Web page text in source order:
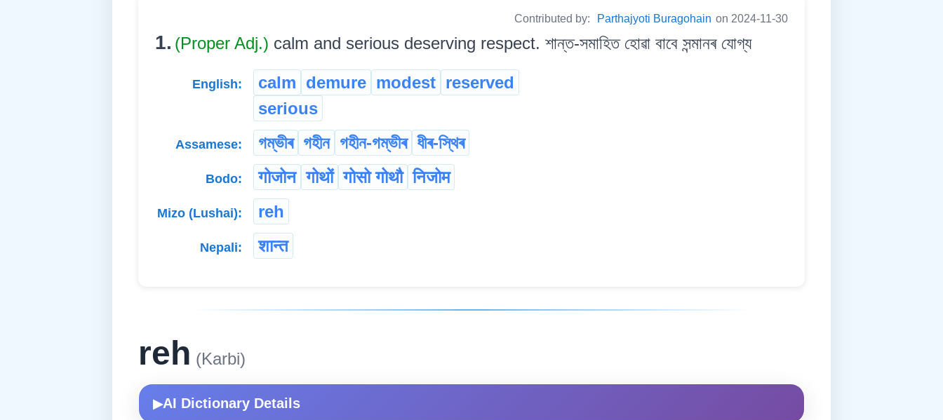
Contributed by: Parthajyoti Buragohain on 2024-11-30
1. (Proper Adj.) calm and serious deserving respect. শান্ত-সমাহিত হোৱা বাবে সন্মানৰ যোগ্য
English: calm demure modest reserved
serious
Assamese: গম্ভীৰ গহীন গহীন-গম্ভীৰ ধীৰ-স্থিৰ
Bodo: गोजोन गोथों गोसो गोथौ निजोम
Mizo (Lushai): reh
Nepali: शान्त
reh (Karbi)
▶AI Dictionary Details